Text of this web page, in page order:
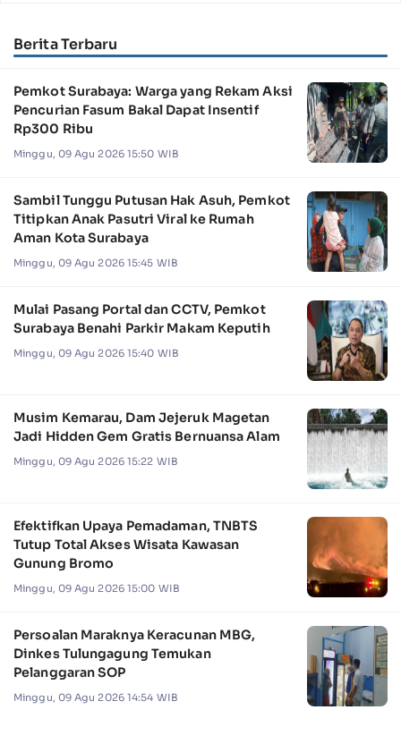
Berita Terbaru
Pemkot Surabaya: Warga yang Rekam Aksi
Pencurian Fasum Bakal Dapat Insentif
Rp300 Ribu
Minggu, 09 Agu 2026 15:50 WIB
Sambil Tunggu Putusan Hak Asuh, Pemkot
Titipkan Anak Pasutri Viral ke Rumah
Aman Kota Surabaya
Minggu, 09 Agu 2026 15:45 WIB
Mulai Pasang Portal dan CCTV, Pemkot
Surabaya Benahi Parkir Makam Keputih
Minggu, 09 Agu 2026 15:40 WIB
Musim Kemarau, Dam Jejeruk Magetan
Jadi Hidden Gem Gratis Bernuansa Alam
Minggu, 09 Agu 2026 15:22 WIB
Efektifkan Upaya Pemadaman, TNBTS
Tutup Total Akses Wisata Kawasan
Gunung Bromo
Minggu, 09 Agu 2026 15:00 WIB
Persoalan Maraknya Keracunan MBG,
Dinkes Tulungagung Temukan
Pelanggaran SOP
Minggu, 09 Agu 2026 14:54 WIB